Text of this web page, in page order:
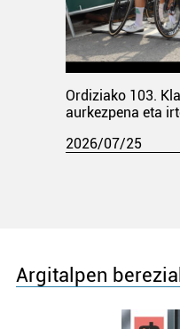
Ordiziako 103.
aurkezpena eta
2026/07/25
Argitalpen